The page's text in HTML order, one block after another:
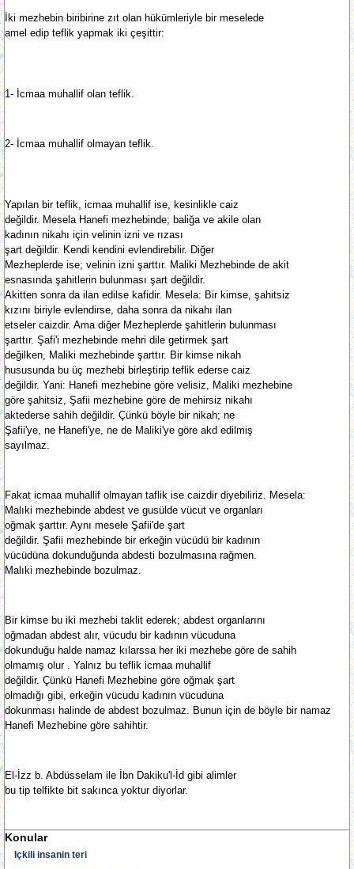
İki mezhebin biribirine zıt olan hükümleriyle bir meselede
amel edip teflik yapmak iki çeşittir:
1- İcmaa muhallif olan teflik.
2- İcmaa muhallif olmayan teflik.
Yapılan bir teflik, icmaa muhallif ise, kesinlikle caiz
değildir. Mesela Hanefi mezhebinde; baliğa ve akile olan
kadının nikahı için velinin izni ve rızası
şart değildir. Kendi kendini evlendirebilir. Diğer
Mezheplerde ise; velinin izni şarttır. Maliki Mezhebinde de akit
esnasında şahitlerin bulunması şart değildir.
Akitten sonra da ilan edilse kafidir. Mesela: Bir kimse, şahitsiz
kızını biriyle evlendirse, daha sonra da nikahı ilan
etseler caizdir. Ama diğer Mezheplerde şahitlerin bulunması
şarttır. Şafi'i mezhebinde mehri dile getirmek şart
değilken, Maliki mezhebinde şarttır. Bir kimse nikah
hususunda bu üç mezhebi birleştirip teflik ederse caiz
değildir. Yani: Hanefi mezhebine göre velisiz, Maliki mezhebine
göre şahitsiz, Şafii mezhebine göre de mehirsiz nikahı
aktederse sahih değildir. Çünkü böyle bir nikah; ne
Şafii'ye, ne Hanefi'ye, ne de Maliki'ye göre akd edilmiş
sayılmaz.
Fakat icmaa muhallif olmayan taflik ise caizdir diyebiliriz. Mesela:
Malıki mezhebinde abdest ve gusülde vücut ve organları
oğmak şarttır. Aynı mesele Şafii'de şart
değildir. Şafii mezhebinde bir erkeğin vücüdü bir kadının
vücüdüna dokunduğunda abdesti bozulmasına rağmen.
Malıki mezhebinde bozulmaz.
Bir kimse bu iki mezhebi taklit ederek; abdest organlarını
oğmadan abdest alır, vücudu bir kadının vücuduna
dokunduğu halde namaz kılarssa her iki mezhebe göre de sahih
olmamış olur . Yalnız bu teflik icmaa muhallif
değildir. Çünkü Hanefi Mezhebine göre oğmak şart
olmadığı gibi, erkeğin vücudu kadının vücuduna
dokunması halinde de abdest bozulmaz. Bunun için de böyle bir namaz
Hanefi Mezhebine göre sahihtir.
El-İzz b. Abdüsselam ile İbn Dakiku'l-İd gibi alimler
bu tip telfikte bit sakınca yoktur diyorlar.
Konular
Içkili insanin teri